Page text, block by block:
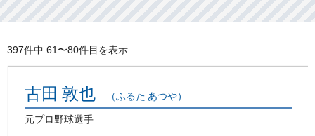
397件中 61〜80件目を表示
古田 敦也 （ふるた あつや）
元プロ野球選手